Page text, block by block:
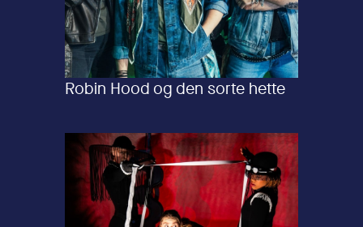
Robin Hood og den sorte hette